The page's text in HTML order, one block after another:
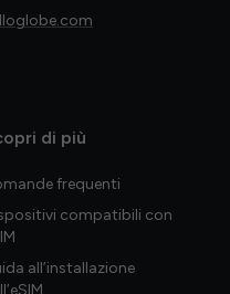
di più
frequenti
compatibili con
all’installazione